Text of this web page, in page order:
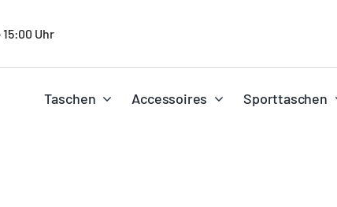
Uhr
Taschen Accessoires Sporttaschen